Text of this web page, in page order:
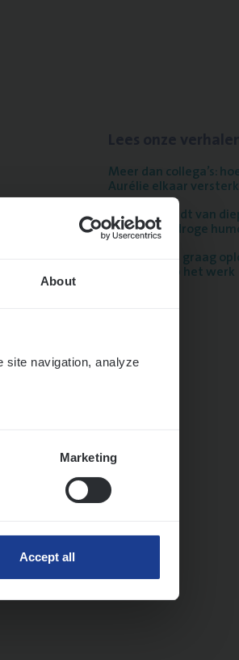
About
site navigation, analyze
Marketing
Accept all
Meer dan collega’s:
Aurélie elkaar
Mathias houdt van
dossiers én droge
Thalia zoekt graag
games én op het werk